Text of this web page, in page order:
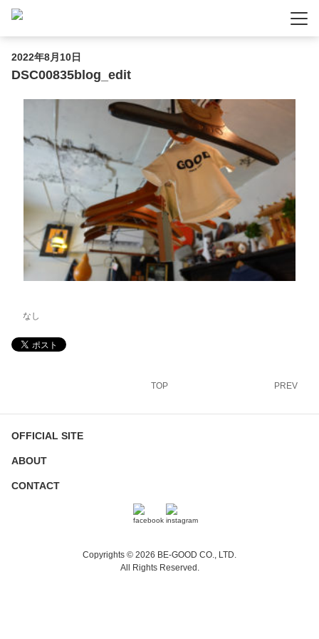
2022年8月10日
DSC00835blog_edit
なし
TOP PREV
OFFICIAL SITE
ABOUT
CONTACT
Copyrights © 2026 BE-GOOD CO., LTD.
All Rights Reserved.